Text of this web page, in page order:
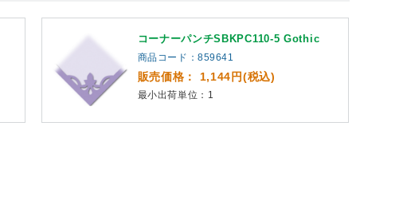
コーナーパンチSBKPC110-5 Gothic
商品コード：859641
販売価格： 1,144円(税込)
最小出荷単位：1